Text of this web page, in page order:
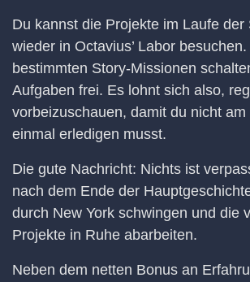
Du kannst die Projekte im Laufe der
wieder in Octavius’ Labor
bestimmten Story-Missionen
Aufgaben frei. Es lohnt sich also,
vorbeizuschauen, damit du nicht
einmal erledigen musst.
Die gute Nachricht: Nichts ist
nach dem Ende der
durch New York schwingen und die
Projekte in Ruhe abarbeiten.
Neben dem netten Bonus an